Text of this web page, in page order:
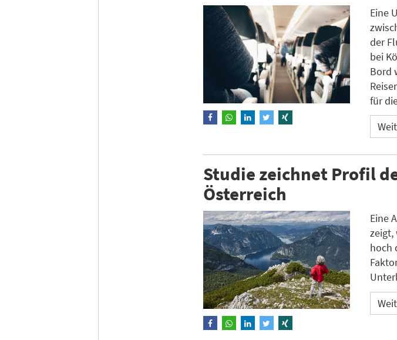
Eine
der
bei
Bord
für
Studie zeichnet Profil
Österreich
Eine
zeigt,
hoch